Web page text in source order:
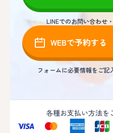
LINEでのお問い合わせ
WEBで予約する
フォームに必要情報をご記
各種お支払い方法を